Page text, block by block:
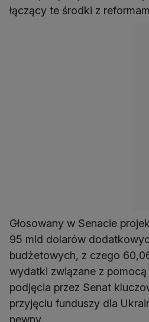
łączący te środki z
Głosowany w Senacie
95 mld dolarów
budżetowych, z czego
wydatki związane z
podjęcia przez Senat
przyjęciu funduszy dla
pewny.